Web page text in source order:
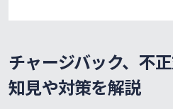
o
o
k
チャージバック、不
知見や対策を解説